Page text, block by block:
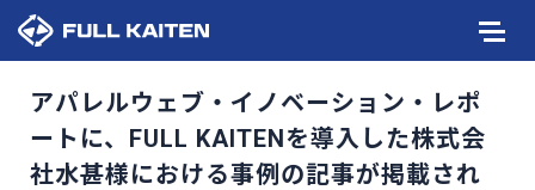
アパレルウェブ・イノベーション・レポ
ートに、FULL KAITENを導入した株式会
社水甚様における事例の記事が掲載され